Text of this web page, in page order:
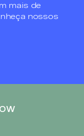
mais de
nossos